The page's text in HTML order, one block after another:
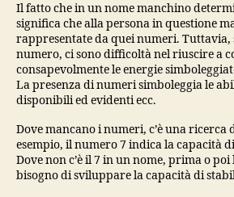
Il fatto che in un nome manchino
significa che alla persona in questione
rappresentate da quei numeri. Tuttavia,
numero, ci sono difficoltà nel riuscire a
consapevolmente le energie
La presenza di numeri simboleggia le
disponibili ed evidenti ecc.
Dove mancano i numeri, c’è una ricerca
esempio, il numero 7 indica la capacità
Dove non c’è il 7 in un nome, prima o
bisogno di sviluppare la capacità di